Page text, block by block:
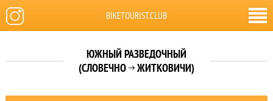
BIKETOURIST.CLUB
ЮЖНЫЙ РАЗВЕДОЧНЫЙ
(СЛОВЕЧНО ЖИТКОВИЧИ)